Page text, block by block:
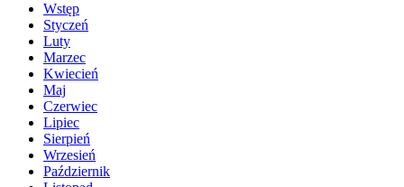
Wstęp
Styczeń
Luty
Marzec
Kwiecień
Maj
Czerwiec
Lipiec
Sierpień
Wrzesień
Październik